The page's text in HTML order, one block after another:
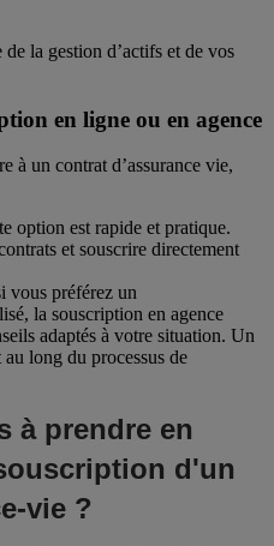
la gestion d’actifs et de vos
en ligne ou en agence
à un contrat d’assurance vie,
option est rapide et pratique.
et souscrire directement
vous préférez un
la souscription en agence
adaptés à votre situation. Un
long du processus de
à prendre en
d'un
vie ?